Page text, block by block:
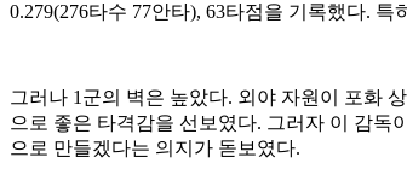
0.279(276타수 77안타), 63타점을 기록했다.
그러나 1군의 벽은 높았다. 외야 자원이 포화
으로 좋은 타격감을 선보였다. 그러자 이 감독
으로 만들겠다는 의지가 돋보였다.